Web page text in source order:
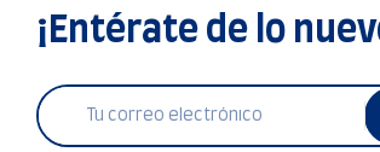
¡Entérate de lo